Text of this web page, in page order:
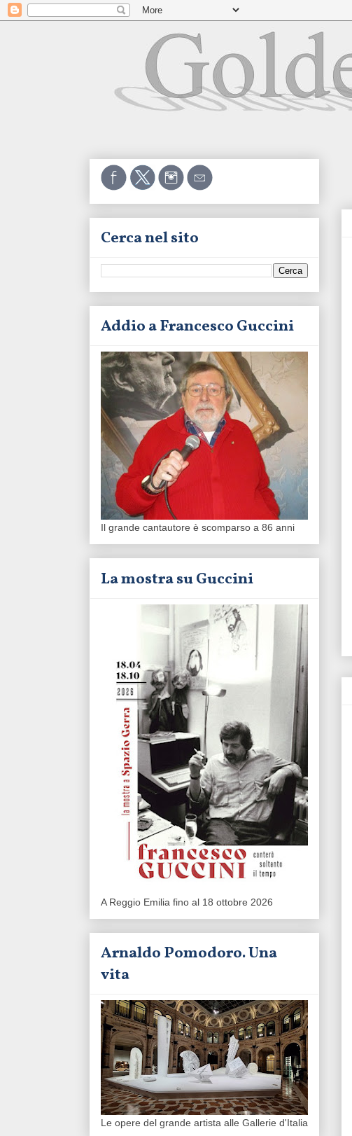
Cerca nel sito
Addio a Francesco Guccini
Il grande cantautore è scomparso a 86 anni
La mostra su Guccini
A Reggio Emilia fino al 18 ottobre 2026
Arnaldo Pomodoro. Una
vita
Le opere del grande artista alle Gallerie d'Italia